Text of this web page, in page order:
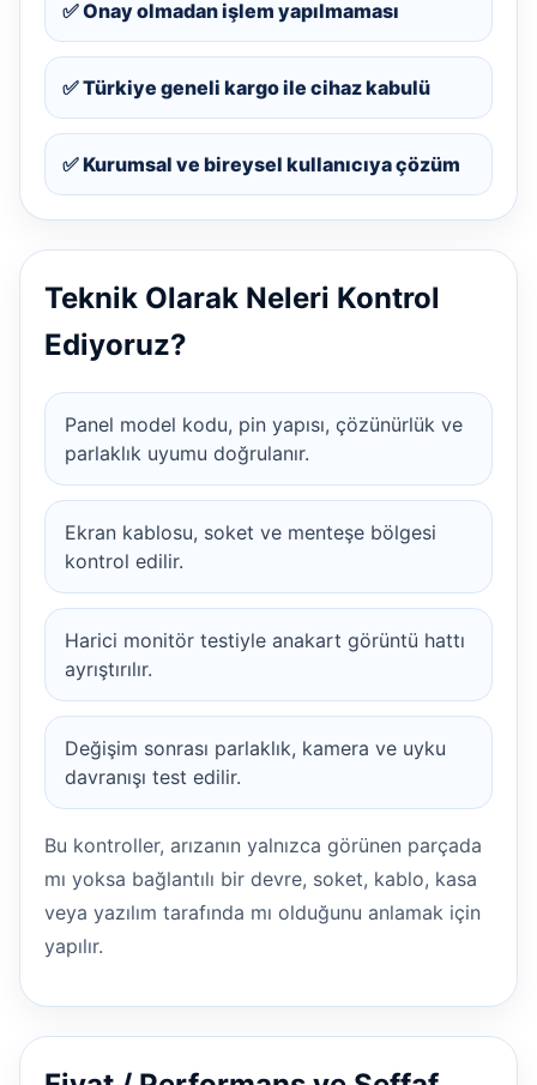
✅ Onay olmadan işlem yapılmaması
✅ Türkiye geneli kargo ile cihaz kabulü
✅ Kurumsal ve bireysel kullanıcıya çözüm
Teknik Olarak Neleri Kontrol
Ediyoruz?
Panel model kodu, pin yapısı, çözünürlük ve
parlaklık uyumu doğrulanır.
Ekran kablosu, soket ve menteşe bölgesi
kontrol edilir.
Harici monitör testiyle anakart görüntü hattı
ayrıştırılır.
Değişim sonrası parlaklık, kamera ve uyku
davranışı test edilir.
Bu kontroller, arızanın yalnızca görünen parçada
mı yoksa bağlantılı bir devre, soket, kablo, kasa
veya yazılım tarafında mı olduğunu anlamak için
yapılır.